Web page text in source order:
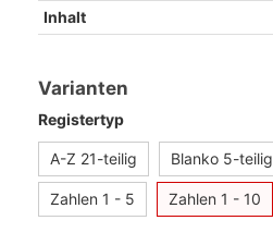
Inhalt
Varianten
Registertyp
A-Z 21-teilig Blanko 5-teilig
Zahlen 1 - 5 Zahlen 1 - 10